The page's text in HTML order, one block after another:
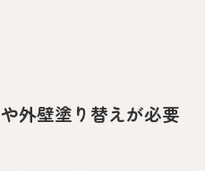
外壁塗り替えが必要